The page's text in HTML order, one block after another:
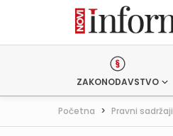
ZAKONODAVSTVO
Početna > Pravni sadržaji